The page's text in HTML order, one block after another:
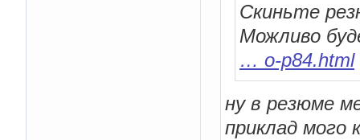
Скиньте
Можливо
… o-p84.html
ну в резюме
приклад мого